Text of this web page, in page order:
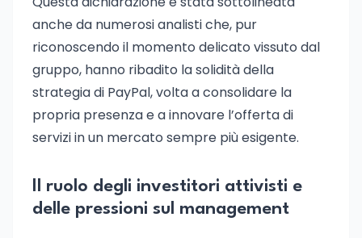
anche da numerosi analisti che, pur
riconoscendo il momento delicato vissuto dal
gruppo, hanno ribadito la solidità della
strategia di PayPal, volta a consolidare la
propria presenza e a innovare l’offerta di
servizi in un mercato sempre più esigente.
Il ruolo degli investitori attivisti e
delle pressioni sul management